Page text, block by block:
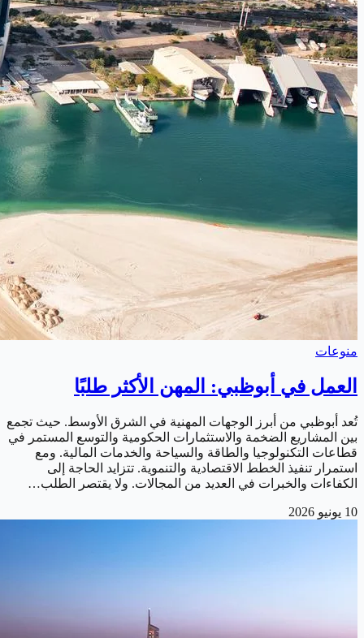
منوعات
العمل في أبوظبي: المهن الأكثر طلبًا
تُعد أبوظبي من أبرز الوجهات المهنية في الشرق الأوسط. حيث تجمع
بين المشاريع الضخمة والاستثمارات الحكومية والتوسع المستمر في
قطاعات التكنولوجيا والطاقة والسياحة والخدمات المالية. ومع
استمرار تنفيذ الخطط الاقتصادية والتنموية. تتزايد الحاجة إلى
الكفاءات والخبرات في العديد من المجالات. ولا يقتصر الطلب…
10 يونيو 2026